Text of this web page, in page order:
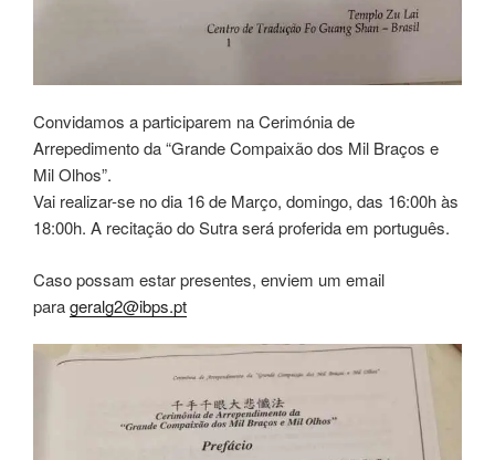
Convidamos a participarem na Cerimónia de
Arrepedimento da “Grande Compaixão dos Mil Braços e
Mil Olhos”.
Vai realizar-se no dia 16 de Março, domingo, das 16:00h às
18:00h. A recitação do Sutra será proferida em português.
Caso possam estar presentes, enviem um email
parageralg2@ibps.pt